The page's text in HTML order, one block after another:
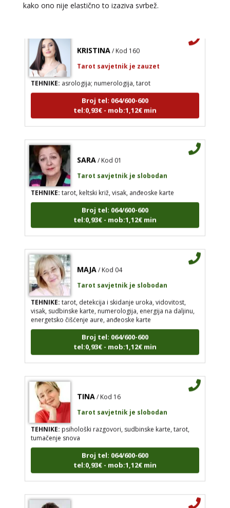
kako ono nije elastično to izaziva svrbež.
TEHNIKE:asrologija; numerologija, tarot
Broj tel: 064/600-600
tel:0,93€ - mob:1,12€ min
TEHNIKE:tarot, keltski križ, visak, anđeoske karte
Broj tel: 064/600-600
tel:0,93€ - mob:1,12€ min
TEHNIKE:tarot, detekcija i skidanje uroka, vidovitost,
visak, sudbinske karte, numerologija, energija na daljinu,
energetsko čišćenje aure, anđeoske karte
Broj tel: 064/600-600
tel:0,93€ - mob:1,12€ min
TEHNIKE:psihološki razgovori, sudbinske karte, tarot,
tumačenje snova
Broj tel: 064/600-600
tel:0,93€ - mob:1,12€ min